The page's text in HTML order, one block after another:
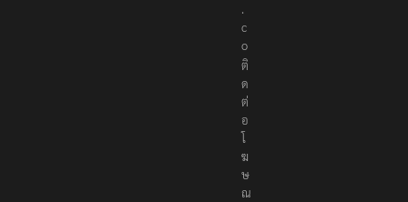
.
c
o
ติ
ด
ต่
อ
โ
ฆ
ษ
ณ